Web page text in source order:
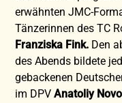
erwähnten JMC-
Tänzerinnen des TC
Franziska Fink. Den
des Abends bildete
gebackenen
im DPVAnatoliy